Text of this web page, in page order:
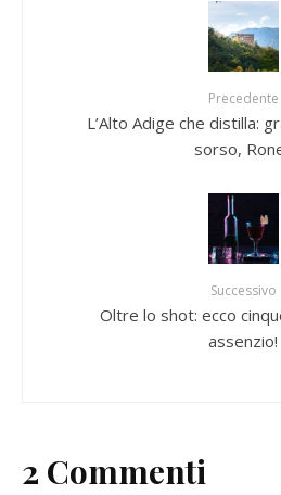
Precedente
L’Alto Adige che distilla:
sorso,
Successivo
Oltre lo shot: ecco
assenzio!
2 Commenti